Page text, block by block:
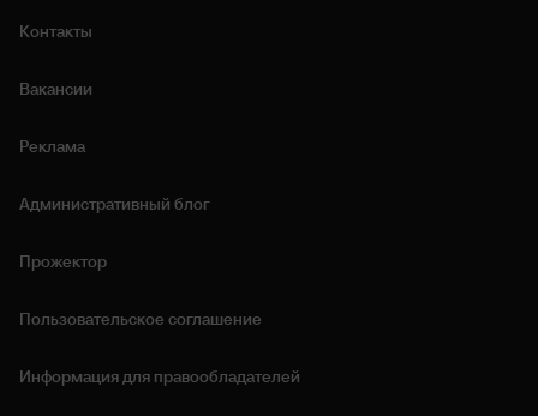
Контакты
Вакансии
Реклама
Административный блог
Прожектор
Пользовательское соглашение
Информация для правообладателей